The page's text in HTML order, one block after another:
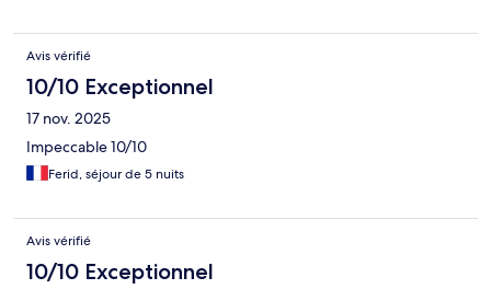
Avis vérifié
10/10 Exceptionnel
17 nov. 2025
Impeccable 10/10
Ferid, séjour de 5 nuits
Avis vérifié
10/10 Exceptionnel